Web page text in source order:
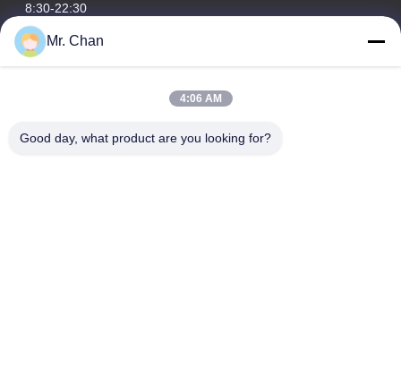
8:30-22:30
آدرس ما
Mr. Chan
4:06 AM
Good day, what product are you looking for?